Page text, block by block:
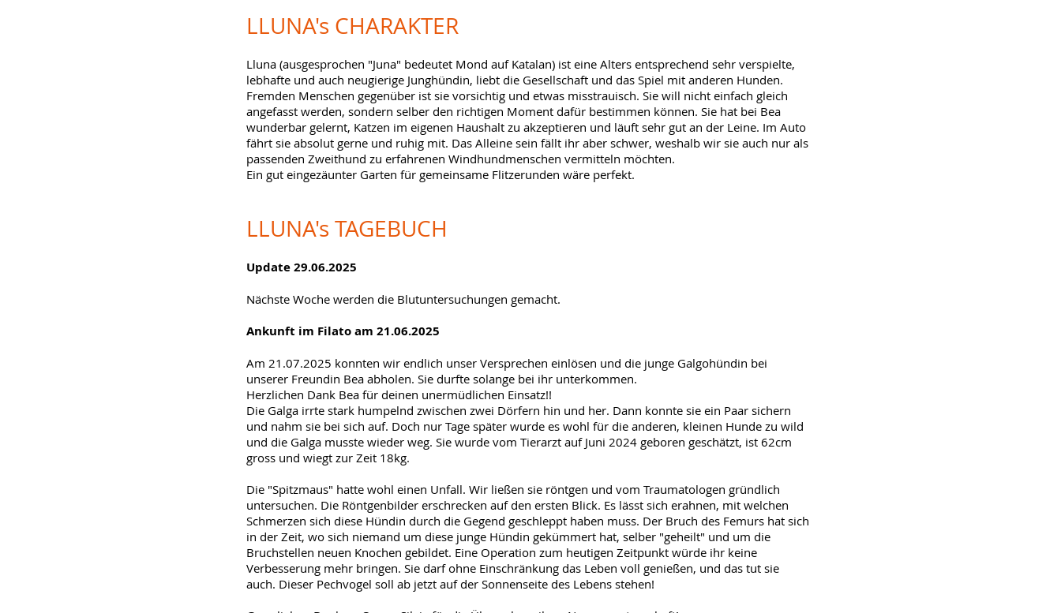
LLUNA's CHARAKTER
Lluna (ausgesprochen "Juna" bedeutet Mond auf Katalan) ist eine Alters entsprechend sehr verspielte,
lebhafte und auch neugierige Junghündin, liebt die Gesellschaft und das Spiel mit anderen Hunden.
Fremden Menschen gegenüber ist sie vorsichtig und etwas misstrauisch. Sie will nicht einfach gleich
angefasst werden, sondern selber den richtigen Moment dafür bestimmen können. Sie hat bei Bea
wunderbar gelernt, Katzen im eigenen Haushalt zu akzeptieren und läuft sehr gut an der Leine. Im Auto
fährt sie absolut gerne und ruhig mit. Das Alleine sein fällt ihr aber schwer, weshalb wir sie auch nur als
passenden Zweithund zu erfahrenen Windhundmenschen vermitteln möchten.
Ein gut eingezäunter Garten für gemeinsame Flitzerunden wäre perfekt.
LLUNA's TAGEBUCH
Update 29.06.2025
Nächste Woche werden die Blutuntersuchungen gemacht.
Ankunft im Filato am 21.06.2025
Am 21.07.2025 konnten wir endlich unser Versprechen einlösen und die junge Galgohündin bei
unserer Freundin Bea abholen. Sie durfte solange bei ihr unterkommen.
Herzlichen Dank Bea für deinen unermüdlichen Einsatz!!
Die Galga irrte stark humpelnd zwischen zwei Dörfern hin und her. Dann konnte sie ein Paar sichern
und nahm sie bei sich auf. Doch nur Tage später wurde es wohl für die anderen, kleinen Hunde zu wild
und die Galga musste wieder weg. Sie wurde vom Tierarzt auf Juni 2024 geboren geschätzt, ist 62cm
gross und wiegt zur Zeit 18kg.
Die "Spitzmaus" hatte wohl einen Unfall. Wir ließen sie röntgen und vom Traumatologen gründlich
untersuchen. Die Röntgenbilder erschrecken auf den ersten Blick. Es lässt sich erahnen, mit welchen
Schmerzen sich diese Hündin durch die Gegend geschleppt haben muss. Der Bruch des Femurs hat sich
in der Zeit, wo sich niemand um diese junge Hündin gekümmert hat, selber "geheilt" und um die
Bruchstellen neuen Knochen gebildet. Eine Operation zum heutigen Zeitpunkt würde ihr keine
Verbesserung mehr bringen. Sie darf ohne Einschränkung das Leben voll genießen, und das tut sie
auch. Dieser Pechvogel soll ab jetzt auf der Sonnenseite des Lebens stehen!